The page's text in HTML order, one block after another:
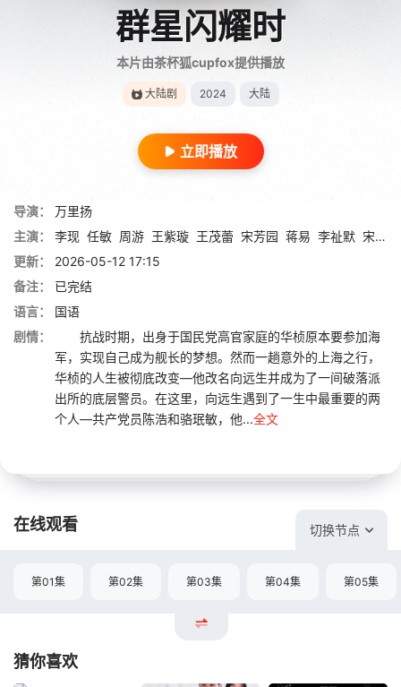
群星闪耀时
本片由茶杯狐cupfox提供播放
大陆剧 2024 大陆
立即播放
导演：
万里扬
主演：
李现 任敏 周游 王紫璇 王茂蕾 宋芳园 蒋易 李祉默 宋宁峰
更新：
2026-05-12 17:15
备注：
已完结
语言：
国语
剧情：
抗战时期，出身于国民党高官家庭的华桢原本要参加海
军，实现自己成为舰长的梦想。然而一趟意外的上海之行，
华桢的人生被彻底改变—他改名向远生并成为了一间破落派
出所的底层警员。在这里，向远生遇到了一生中最重要的两
个人—共产党员陈浩和骆珉敏，他...全文
在线观看 切换节点
第01集 第02集 第03集 第04集 第05集
猜你喜欢